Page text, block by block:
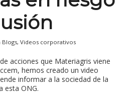
Blogs, Videos corporativos
acciones que Materiagris viene
hemos creado un video
informar a la sociedad de la
esta ONG.